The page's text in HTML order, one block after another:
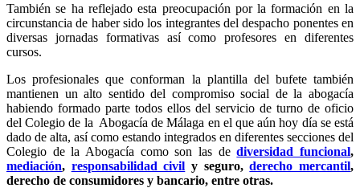
También se ha reflejado esta preocupación por la formación en la
circunstancia de haber sido los integrantes del despacho ponentes en
diversas jornadas formativas así como profesores en diferentes
cursos.
Los profesionales que conforman la plantilla del bufete también
mantienen un alto sentido del compromiso social de la abogacía
habiendo formado parte todos ellos del servicio de turno de oficio
del Colegio de la Abogacía de Málaga en el que aún hoy día se está
dado de alta, así como estando integrados en diferentes secciones del
Colegio de la Abogacía como son las dediversidad funcional,
mediación, responsabilidad civil y seguro,derecho mercantil,
derecho de consumidores y bancario, entre otras.